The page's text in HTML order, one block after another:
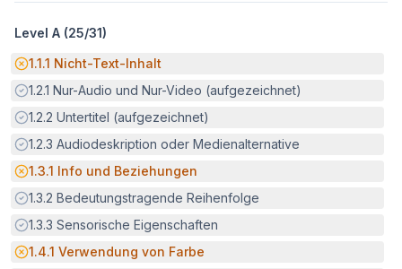
Level A (25/31)
Potenzielle Barriere:
1.1.1 Nicht-Text-Inhalt
Erfüllt:
1.2.1 Nur-Audio und Nur-Video (aufgezeichnet)
Erfüllt:
1.2.2 Untertitel (aufgezeichnet)
Erfüllt:
1.2.3 Audiodeskription oder Medienalternative
Potenzielle Barriere:
1.3.1 Info und Beziehungen
Erfüllt:
1.3.2 Bedeutungstragende Reihenfolge
Erfüllt:
1.3.3 Sensorische Eigenschaften
Potenzielle Barriere:
1.4.1 Verwendung von Farbe